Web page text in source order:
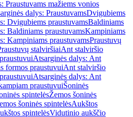
Praustuvams mažiems vonios
dalys: PraustuvamsDvigubiems
Dvigubiems praustuvamsBaldiniams
Baldiniams praustuvamsKampiniams
Kampiniams praustuvamsPraustuvų
stalviršiaiAnt stalviršio
Atsarginės dalys: Ant
formos praustuvuiAnt stalviršio
Atsarginės dalys: Ant
praustuvuiŠoninės
spintelėsŽemos šoninės
šoninės spintelėsAukštos
spintelėsVidutinio aukščio